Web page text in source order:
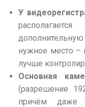
У
нужное место –
лучше
Основная
(разрешение
причём даже